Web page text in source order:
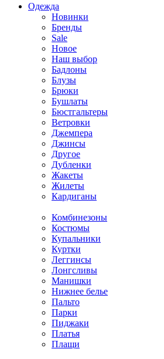
Одежда
Новинки
Бренды
Sale
Новое
Наш выбор
Бадлоны
Блузы
Брюки
Бушлаты
Бюстгальтеры
Ветровки
Джемпера
Джинсы
Другое
Дубленки
Жакеты
Жилеты
Кардиганы
Комбинезоны
Костюмы
Купальники
Куртки
Леггинсы
Лонгсливы
Манишки
Нижнее белье
Пальто
Парки
Пиджаки
Платья
Плащи